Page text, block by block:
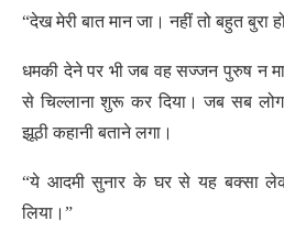
“देख मेरी बात मान जा। नहीं तो बहुत बुरा
धमकी देने पर भी जब वह सज्जन पुरुष न
से चिल्लाना शुरू कर दिया। जब सब
झूठी कहानी बताने लगा।
“ये आदमी सुनार के घर से यह बक्सा
लिया।”